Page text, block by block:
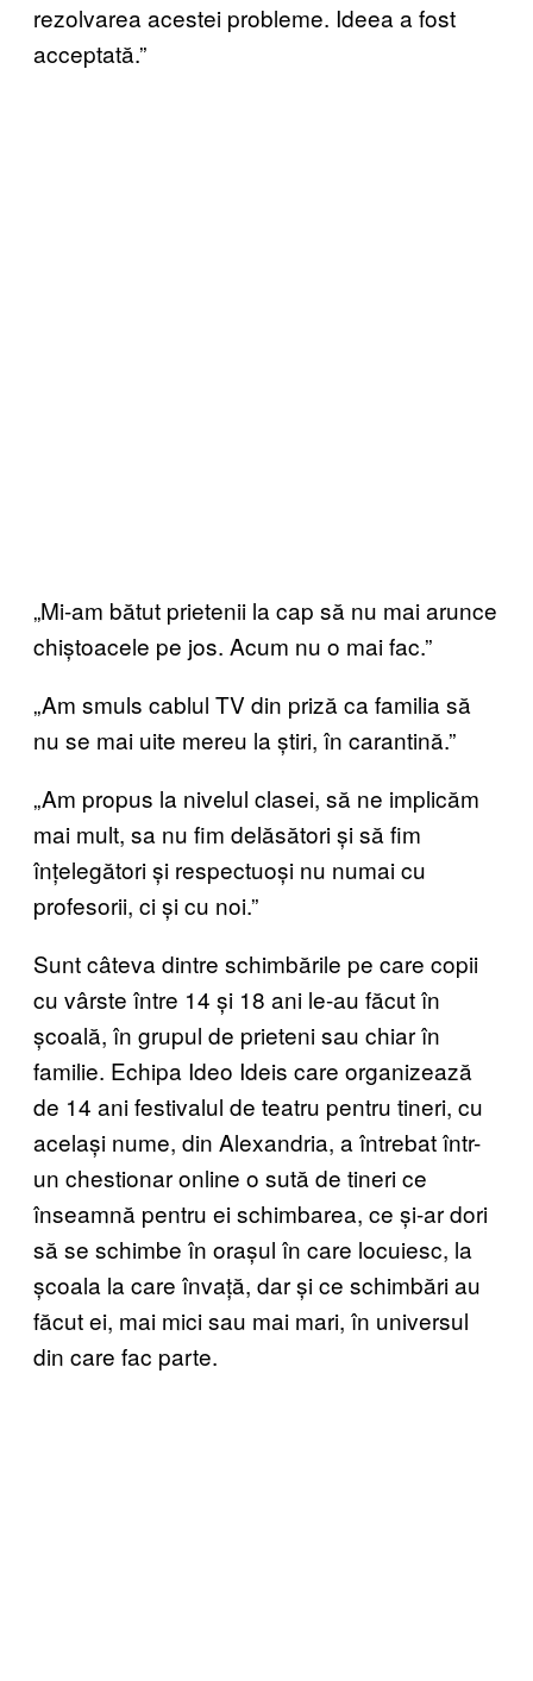
rezolvarea acestei probleme. Ideea a fost
acceptată.”
„Mi-am bătut prietenii la cap să nu mai arunce
chiștoacele pe jos. Acum nu o mai fac.”
„Am smuls cablul TV din priză ca familia să
nu se mai uite mereu la știri, în carantină.”
„Am propus la nivelul clasei, să ne implicăm
mai mult, sa nu fim delăsători și să fim
înțelegători și respectuoși nu numai cu
profesorii, ci și cu noi.”
Sunt câteva dintre schimbările pe care copii
cu vârste între 14 și 18 ani le-au făcut în
școală, în grupul de prieteni sau chiar în
familie. Echipa Ideo Ideis care organizează
de 14 ani festivalul de teatru pentru tineri, cu
același nume, din Alexandria, a întrebat într-
un chestionar online o sută de tineri ce
înseamnă pentru ei schimbarea, ce și-ar dori
să se schimbe în orașul în care locuiesc, la
școala la care învață, dar și ce schimbări au
făcut ei, mai mici sau mai mari, în universul
din care fac parte.